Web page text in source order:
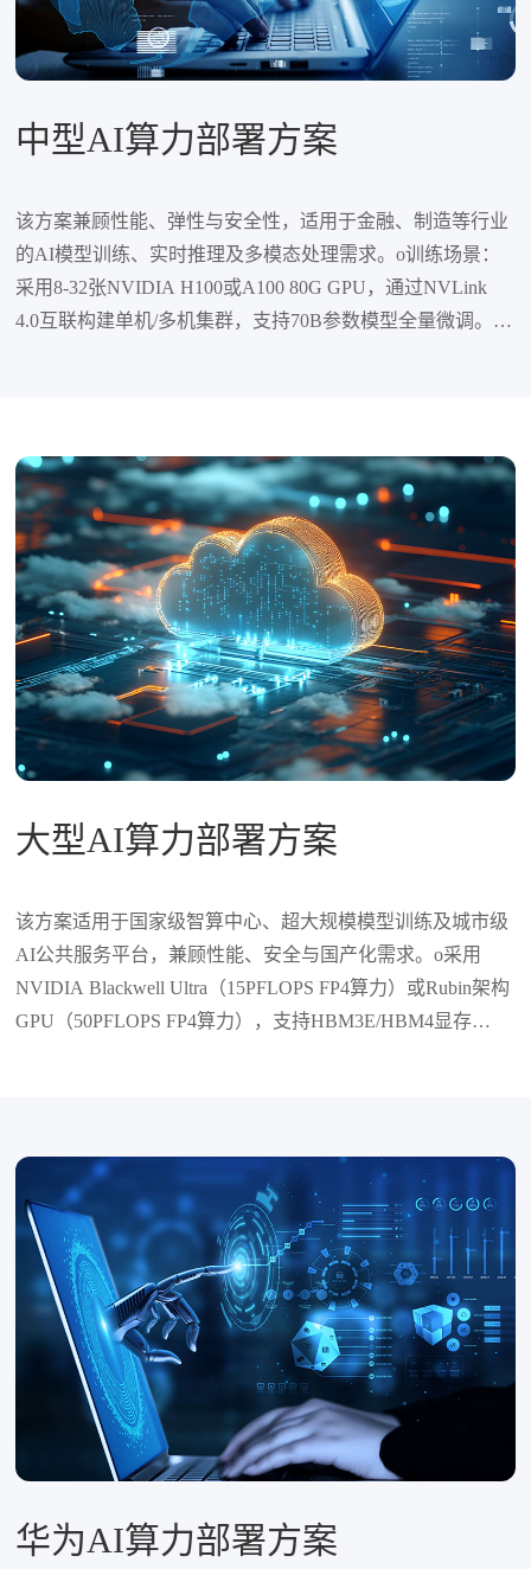
中型AI算力部署方案
该方案兼顾性能、弹性与安全性，适用于金融、制造等行业
的AI模型训练、实时推理及多模态处理需求‌。o‌训练场景‌：
采用8-32张NVIDIA H100或A100 80G GPU，通过NVLink
4.0互联构建单机/多机集群，支持70B参数模型全量微调‌。o‌
大型AI算力部署方案
该方案适用于国家级智算中心、超大规模模型训练及城市级
AI公共服务平台，兼顾性能、安全与国产化需求‌。o采用
NVIDIA Blackwell Ultra（15PFLOPS FP4算力）或Rubin架构
GPU（50PFLOPS FP4算力），支持HBM3E/HBM4显存
华为AI算力部署方案